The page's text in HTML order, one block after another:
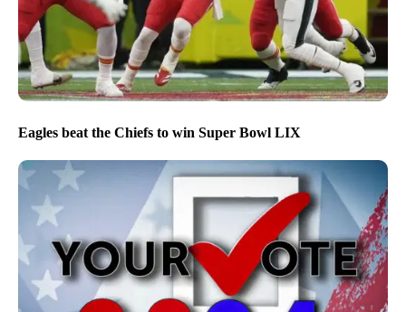
Eagles beat the Chiefs to win Super Bowl LIX